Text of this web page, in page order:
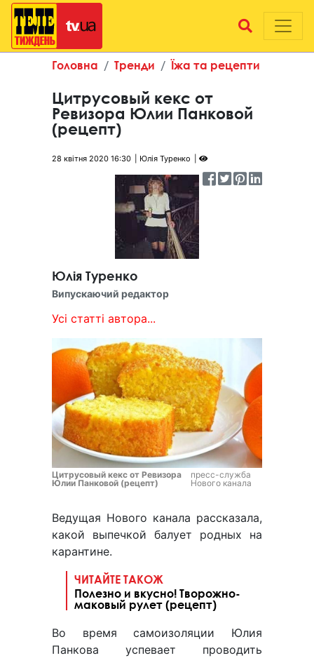
Головна Тренди Їжа та рецепти
Цитрусовый кекс от
Ревизора Юлии Панковой
(рецепт)
28 квітня 2020 16:30 Юлія Туренко
Юлія Туренко
Випускаючий редактор
Усі статті автора...
Цитрусовый кекс от Ревизора
Юлии Панковой (рецепт)
пресс-служба
Нового канала
Ведущая Нового канала рассказала,
какой выпечкой балует родных на
карантине.
ЧИТАЙТЕ ТАКОЖ
Полезно и вкусно! Творожно-
маковый рулет (рецепт)
Во время самоизоляции Юлия
Панкова успевает проводить